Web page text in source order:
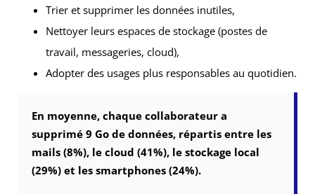
Trier et supprimer les données inutiles,
Nettoyer leurs espaces de stockage (postes de
travail, messageries, cloud),
Adopter des usages plus responsables au quotidien.
En moyenne, chaque collaborateur a
supprimé 9 Go de données, répartis entre les
mails (8%), le cloud (41%), le stockage local
(29%) et les smartphones (24%).